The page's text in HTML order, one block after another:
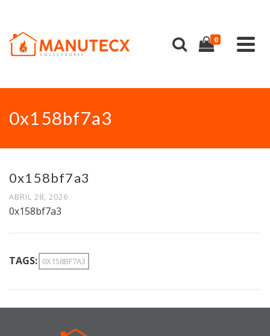
0
0x158bf7a3
0x158bf7a3
ABRIL 28, 2026
0x158bf7a3
TAGS: 0X158BF7A3